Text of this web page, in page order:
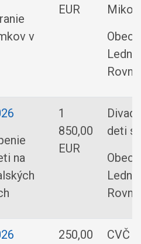
v
EUR
Obec
Rovne
na
1
850,00
EUR
deti
Obec
Rovne
250,00
CVČ